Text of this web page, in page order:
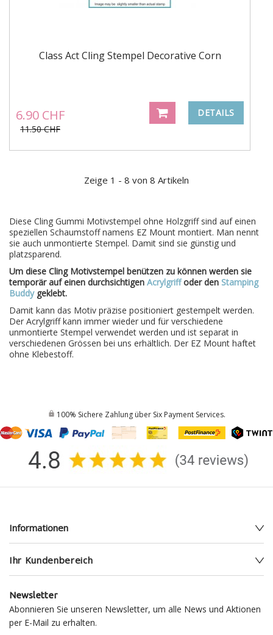
Class Act Cling Stempel Decorative Corn
6.90 CHF
11.50 CHF
DETAILS
Zeige 1 - 8 von 8 Artikeln
Diese Cling Gummi Motivstempel ohne Holzgriff sind auf einen
speziellen Schaumstoff namens EZ Mount montiert. Man nennt
sie auch unmontierte Stempel. Damit sind sie günstig und
platzsparend.
Um diese Cling Motivstempel benützen zu können werden sie
temporär auf einen durchsichtigen Acrylgriffoder den Stamping
Buddygeklebt.
Damit kann das Motiv präzise positioniert gestempelt werden.
Der Acrylgriff kann immer wieder und für verschiedene
unmontierte Stempel verwendet werden und ist separat in
verschiedenen Grössen bei uns erhältlich. Der EZ Mount haftet
ohne Klebestoff.
100% Sichere Zahlung über Six Payment Services.
Informationen
Ihr Kundenbereich
Newsletter
Abonnieren Sie unseren Newsletter, um alle News und Aktionen
per E-Mail zu erhalten.